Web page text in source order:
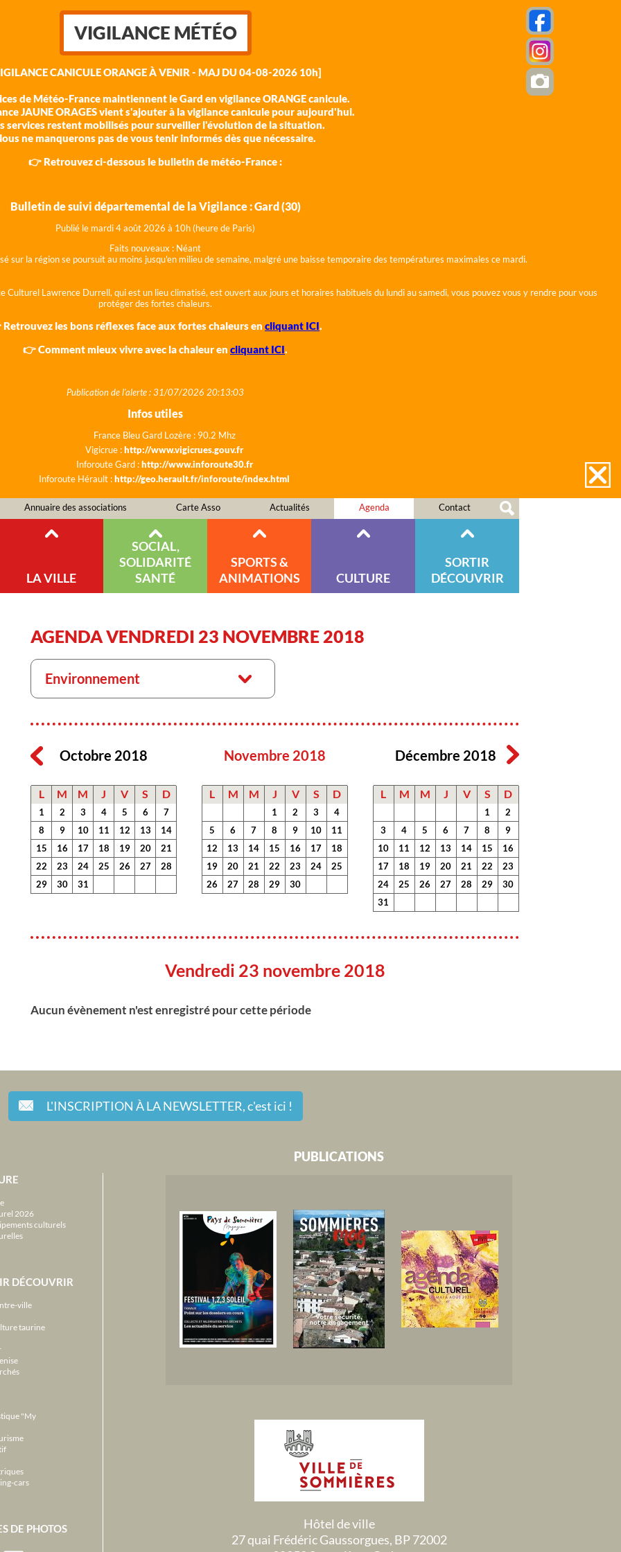
VIGILANCE MÉTÉO
CANICULE ORANGE À VENIR - MAJ DU 04-08-2026 10h]
de Météo-France maintiennent le Gard en vigilance ORANGE canicule.
JAUNE ORAGES vient s'ajouter à la vigilance canicule pour aujourd'hui.
services restent mobilisés pour surveiller l'évolution de la situation.
ne manquerons pas de vous tenir informés dès que nécessaire.
👉 Retrouvez ci-dessous le bulletin de météo-France :
Bulletin de suivi départemental de la Vigilance : Gard (30)
Publié le mardi 4 août 2026 à 10h (heure de Paris)
Faits nouveaux : Néant
sur la région se poursuit au moins jusqu'en milieu de semaine, malgré une baisse temporaire des températures maximales ce mardi.
Lawrence Durrell, qui est un lieu climatisé, est ouvert aux jours et horaires habituels du lundi au samedi, vous pouvez vous y rendre pour vous
protéger des fortes chaleurs.
les bons réflexes face aux fortes chaleurs en cliquant ICI.
👉 Comment mieux vivre avec la chaleur en cliquant ICI.
Publication de l'alerte : 31/07/2026 20:13:03
Infos utiles
France Bleu Gard Lozère : 90.2 Mhz
Vigicrue :http://www.vigicrues.gouv.fr
Inforoute Gard :http://www.inforoute30.fr
Inforoute Hérault :http://geo.herault.fr/inforoute/index.html
Annuaire des associations Carte Asso Actualités Agenda Contact
LA VILLE
SOCIAL,
SOLIDARITÉ
SANTÉ
SPORTS &
ANIMATIONS
CULTURE
SORTIR
DÉCOUVRIR
AGENDA VENDREDI 23 NOVEMBRE 2018
Environnement
Octobre 2018
L M M J V S D
1 2 3 4 5 6
7
8
9 10 11 12 13
14
15
16 17 18 19 20
21
22
23 24 25 26 27
28
29
30 31
Novembre 2018
L M M J V S D
1 2 3
4
5
6 7 8 9 10
11
12
13 14 15 16 17
18
19
20 21 22 23 24
25
26
27 28 29 30
Décembre 2018
L M M J V S D
1
2
3
4 5 6 7 8
9
10
11 12 13 14 15
16
17
18 19 20 21 22
23
24
25 26 27 28 29
30
31
Vendredi 23 novembre 2018
Aucun évènement n'est enregistré pour cette période
L'INSCRIPTION À LA NEWSLETTER,c'est ici !
2026
culturels
DÉCOUVRIR
ville
taurine
"My
cars
DE PHOTOS
PUBLICATIONS
Hôtel de ville
27 quai Frédéric Gaussorgues, BP 72002